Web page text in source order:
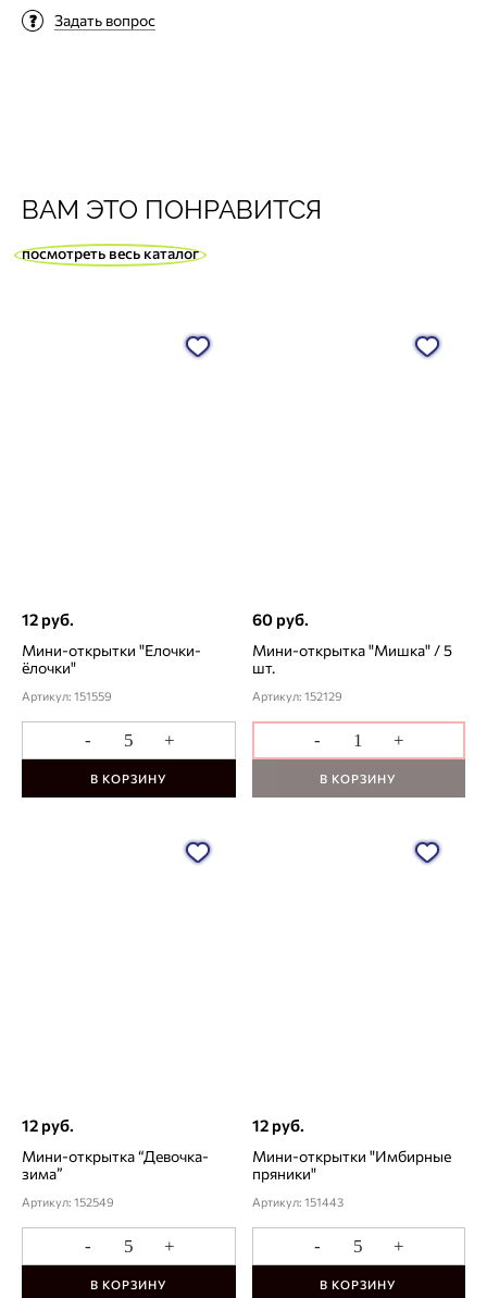
Задать вопрос
ВАМ ЭТО ПОНРАВИТСЯ
посмотреть весь каталог
12 руб.
Мини-открытки "Елочки-
ёлочки"
Артикул: 151559
- +
В КОРЗИНУ
60 руб.
Мини-открытка "Мишка" / 5
шт.
Артикул: 152129
- +
В КОРЗИНУ
12 руб.
Мини-открытка “Девочка-
зима”
Артикул: 152549
- +
В КОРЗИНУ
12 руб.
Мини-открытки "Имбирные
пряники"
Артикул: 151443
- +
В КОРЗИНУ